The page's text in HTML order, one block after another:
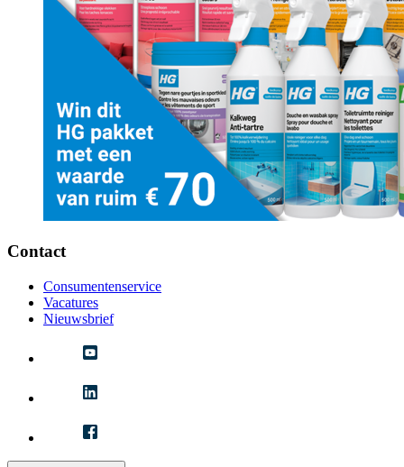
Contact
Consumentenservice
Vacatures
Nieuwsbrief